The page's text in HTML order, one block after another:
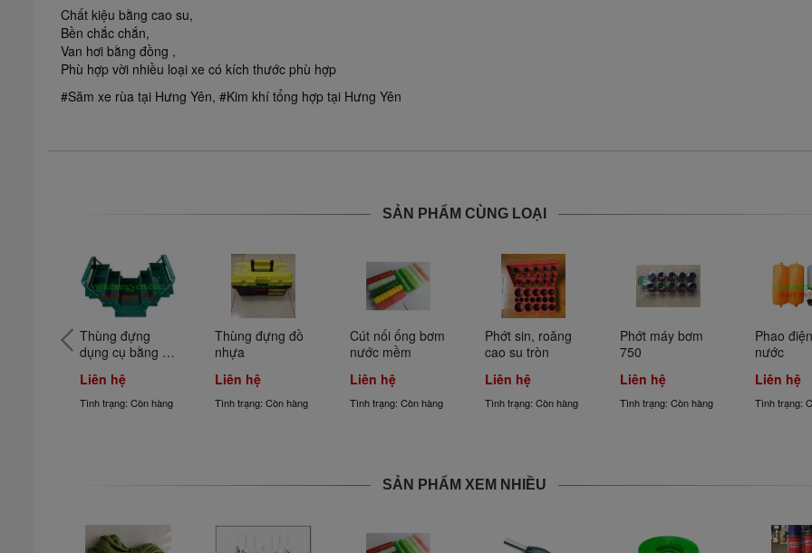
Chất kiệu bằng cao su,
Bền chắc chắn,
Van hơi bằng đồng ,
Phù hợp vời nhiều loại xe có kích thước phù hợp
#Săm xe rùa tại Hưng Yên, #Kim khí tổng hợp tại Hưng Yên
SẢN PHẨM CÙNG LOẠI
Thùng đựng
dụng cụ bằng
Liên hệ
Tình trạng: Còn hàng
Thùng đựng đồ
nhựa
Liên hệ
Tình trạng: Còn hàng
Cút nối ống bơm
nước mềm
Liên hệ
Tình trạng: Còn hàng
Phớt sin, roăng
cao su tròn
Liên hệ
Tình trạng: Còn hàng
Phớt máy bơm
750
Liên hệ
Tình trạng: Còn hàng
Phao
nước
Liên hệ
Tình trạng:
SẢN PHẨM XEM NHIỀU